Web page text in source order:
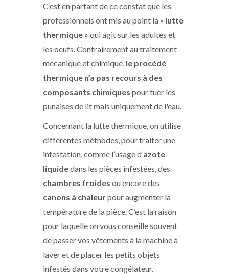
C’est en partant de ce constat que les
professionnels ont mis au point la « lutte
thermique » qui agit sur les adultes et
les oeufs. Contrairement au traitement
mécanique et chimique, le procédé
thermique n’a pas recours à des
composants chimiques pour tuer les
punaises de lit mais uniquement de l'eau.
Concernant la lutte thermique, on utilise
différentes méthodes, pour traiter une
infestation, comme l’usage d’azote
liquidedans les pièces infestées, des
chambres froides ou encore des
canons à chaleurpour augmenter la
température de la pièce. C’est la raison
pour laquelle on vous conseille souvent
de passer vos vêtements à la machine à
laver et de placer les petits objets
infestés dans votre congélateur.